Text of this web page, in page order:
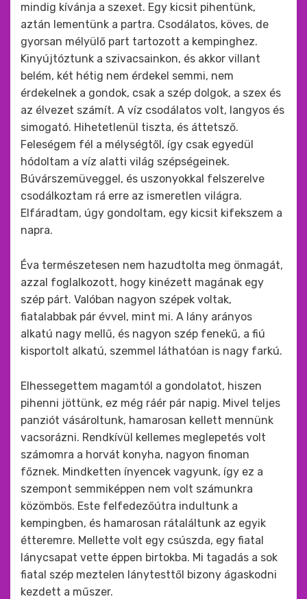
mindig kívánja a szexet. Egy kicsit pihentünk,
aztán lementünk a partra. Csodálatos, köves, de
gyorsan mélyülő part tartozott a kempinghez.
Kinyújtóztunk a szivacsainkon, és akkor villant
belém, két hétig nem érdekel semmi, nem
érdekelnek a gondok, csak a szép dolgok, a szex és
az élvezet számít. A víz csodálatos volt, langyos és
simogató. Hihetetlenül tiszta, és áttetsző.
Feleségem fél a mélységtől, így csak egyedül
hódoltam a víz alatti világ szépségeinek.
Búvárszemüveggel, és uszonyokkal felszerelve
csodálkoztam rá erre az ismeretlen világra.
Elfáradtam, úgy gondoltam, egy kicsit kifekszem a
napra.
Éva természetesen nem hazudtolta meg önmagát,
azzal foglalkozott, hogy kinézett magának egy
szép párt. Valóban nagyon szépek voltak,
fiatalabbak pár évvel, mint mi. A lány arányos
alkatú nagy mellű, és nagyon szép fenekű, a fiú
kisportolt alkatú, szemmel láthatóan is nagy farkú.
Elhessegettem magamtól a gondolatot, hiszen
pihenni jöttünk, ez még ráér pár napig. Mivel teljes
panziót vásároltunk, hamarosan kellett mennünk
vacsorázni. Rendkívül kellemes meglepetés volt
számomra a horvát konyha, nagyon finoman
főznek. Mindketten ínyencek vagyunk, így ez a
szempont semmiképpen nem volt számunkra
közömbös. Este felfedezőútra indultunk a
kempingben, és hamarosan rátaláltunk az egyik
étteremre. Mellette volt egy csúszda, egy fiatal
lánycsapat vette éppen birtokba. Mi tagadás a sok
fiatal szép meztelen lánytesttől bizony ágaskodni
kezdett a műszer.